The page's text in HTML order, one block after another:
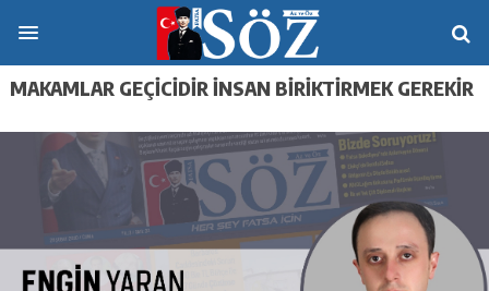
MAKAMLAR GEÇICIDIR İNSAN BIRIKTIRMEK GEREKIR